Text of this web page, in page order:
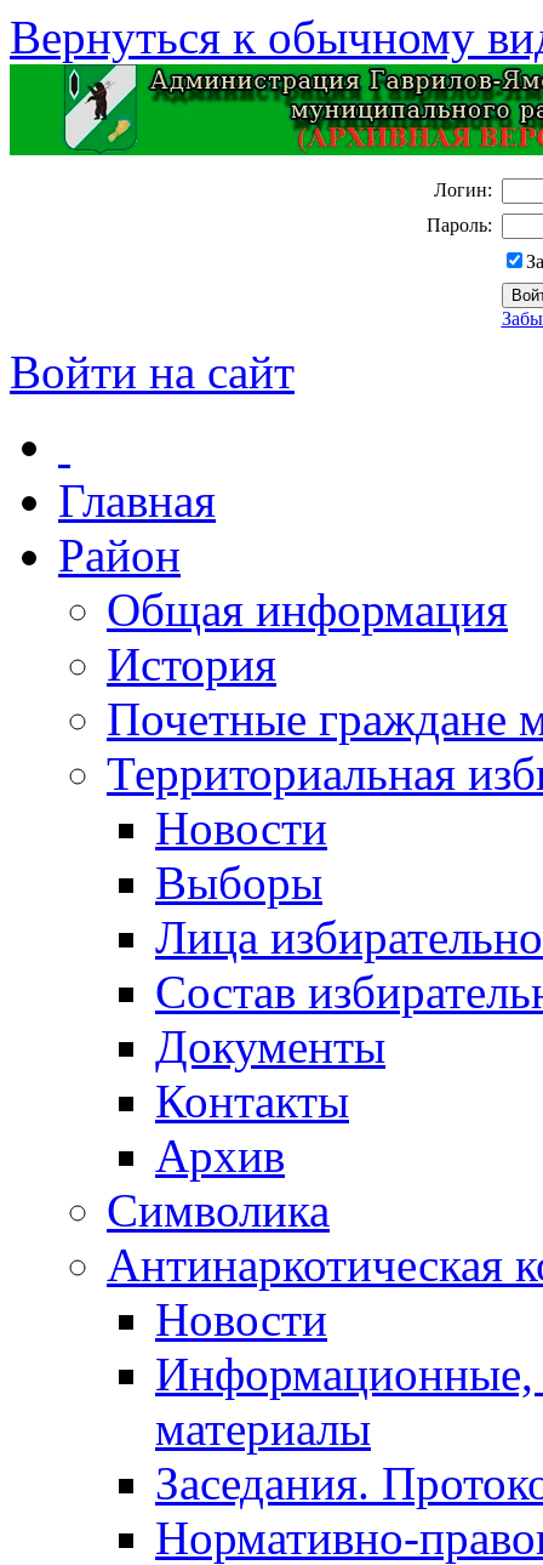
Вернуться к обычному
Логин:
Пароль:
Войти на сайт
Главная
Район
Общая информация
История
Почетные граждане
Территориальная
Новости
Выборы
Лица
Состав
Документы
Контакты
Архив
Символика
Антинаркотическая
Новости
Информационные,
материалы
Заседания.
Нормативно-